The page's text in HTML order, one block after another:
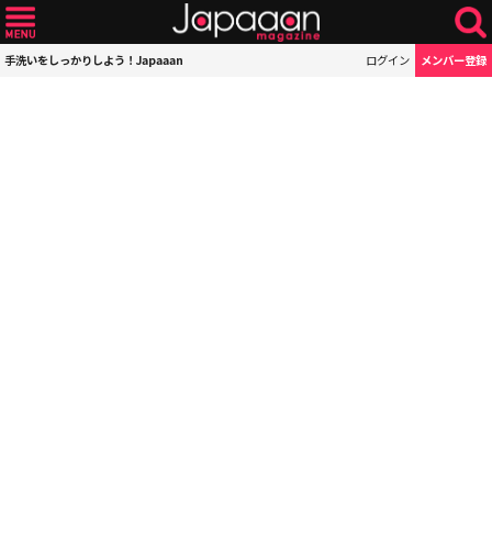
手洗いをしっかりしよう！Japaaan ログイン メンバー登録